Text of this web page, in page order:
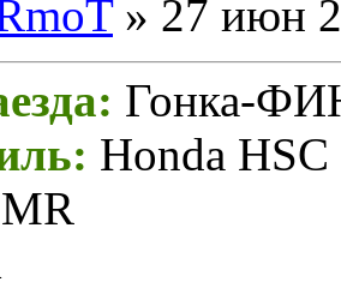
» 27 июн
Гонка-
Honda HSC
MR